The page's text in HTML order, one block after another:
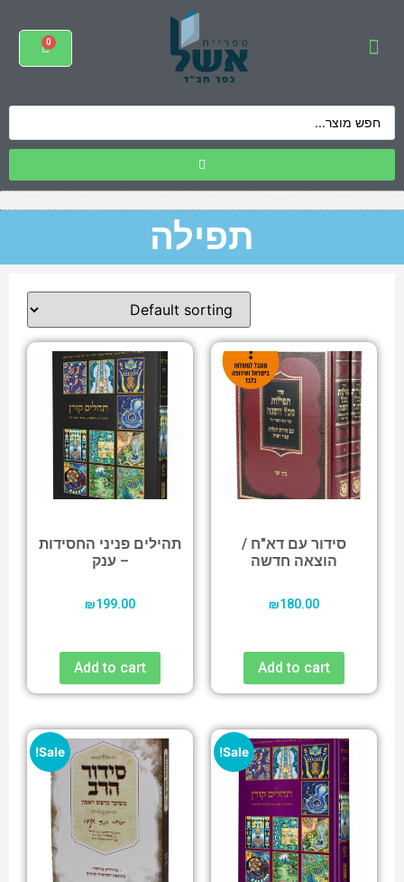
תפילה
סידור עם דא"ח /
הוצאה חדשה
₪180.00
Add to cart
תהילים פניני החסידות
– ענק
₪199.00
Add to cart
Sale!
Sale!